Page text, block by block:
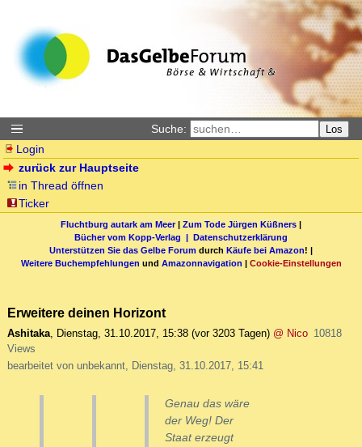
Suche: Los
Login
zurück zur Hauptseite
in Thread öffnen
Ticker
Fluchtburg autark am Meer| Zum Tode Jürgen Küßners |
Bücher vom Kopp-Verlag | Datenschutzerklärung
Unterstützen Sie das Gelbe Forum durch Käufe bei Amazon! |
Weitere Buchempfehlungen und Amazonnavigation | Cookie-Einstellungen
Erweitere deinen Horizont
Ashitaka, Dienstag, 31.10.2017, 15:38 (vor 3203 Tagen) @ Nico 10818
Views
bearbeitet von unbekannt, Dienstag, 31.10.2017, 15:41
Genau das wäre
der Weg! Der
Staat erzeugt